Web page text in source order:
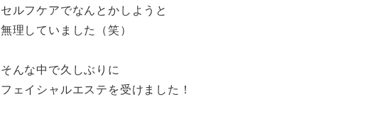
セルフケアでなんとかしようと
無理していました（笑）
そんな中で久しぶりに
フェイシャルエステを受けました！